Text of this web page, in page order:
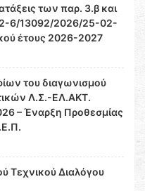
των παρ. 3.β και
6/13092/2026/25-02-
έτους 2026-2027
του διαγωνισμού
Λ.Σ.-ΕΛ.ΑΚΤ.
– Έναρξη Προθεσμίας
Τεχνικού Διαλόγου